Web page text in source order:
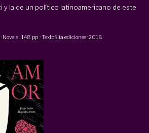
y la de un político latinoamericano de este
· Novela ·148 pp ·Textofilia ediciones·2018